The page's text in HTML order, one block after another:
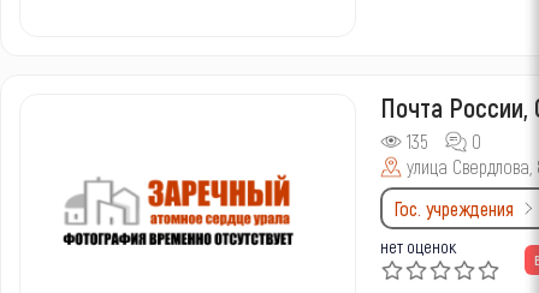
Почта
135
0
улица Свердлова,
Гос. учреждения
нет оценок